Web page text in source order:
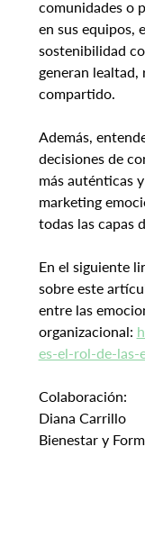
comunidades o
en sus equipos,
sostenibilidad
generan
compartido.
Además,
decisiones de
más auténticas
marketing
todas las capas
En el siguiente
sobre este
entre las
organizacional:
es-el-rol-de-las-
Colaboración:
Diana Carrillo
Bienestar y